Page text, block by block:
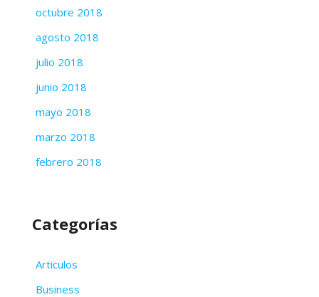
octubre 2018
agosto 2018
julio 2018
junio 2018
mayo 2018
marzo 2018
febrero 2018
Categorías
Articulos
Business